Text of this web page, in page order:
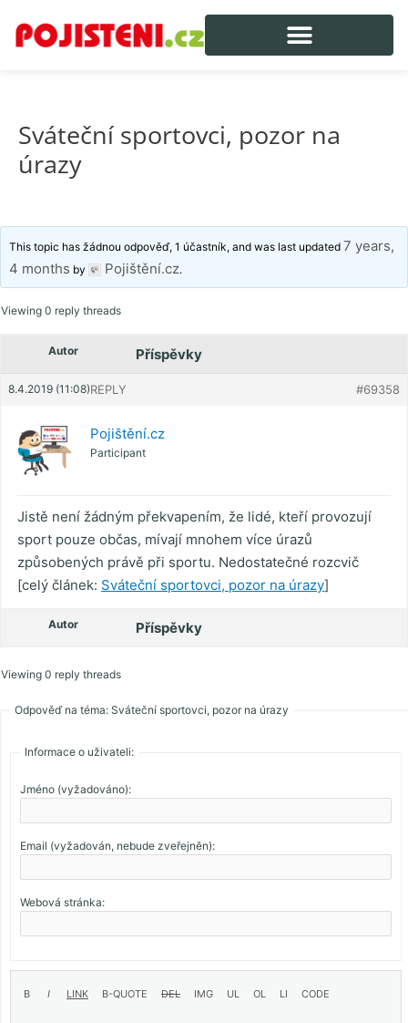
Sváteční sportovci, pozor na
úrazy
This topic has žádnou odpověď, 1 účastník, and was last updated 7 years,
4 months by Pojištění.cz.
Viewing 0 reply threads
Autor Příspěvky
8.4.2019 (11:08) #69358
REPLY
Pojištění.cz
Participant
Jistě není žádným překvapením, že lidé, kteří provozují
sport pouze občas, mívají mnohem více úrazů
způsobených právě při sportu. Nedostatečné rozcvič
[celý článek: Sváteční sportovci, pozor na úrazy]
Autor Příspěvky
Viewing 0 reply threads
Odpověď na téma: Sváteční sportovci, pozor na úrazy
Informace o uživateli:
Jméno (vyžadováno):
Email (vyžadován, nebude zveřejněn):
Webová stránka: